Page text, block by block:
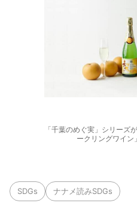
「千葉のめぐ実」シリーズ
ークリングワイン
SDGs ナナメ読みSDGs